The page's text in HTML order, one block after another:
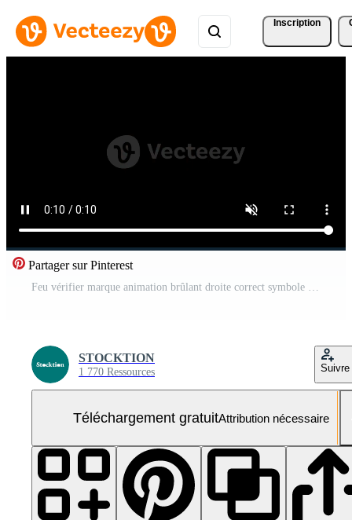
Inscription
Partager sur Pinterest
Feu vérifier marque animation brûlant droite correct symbole flamme effet graphique élément Contexte boucle conception Vidéo Gratuite
STOCKTION
1 770 Ressources Suivre
Téléchargement gratuitAttribution nécessaire